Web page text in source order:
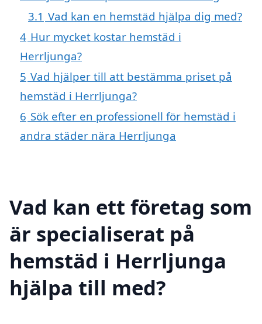
3.1 Vad kan en hemstäd hjälpa dig med?
4 Hur mycket kostar hemstäd i
Herrljunga?
5 Vad hjälper till att bestämma priset på
hemstäd i Herrljunga?
6 Sök efter en professionell för hemstäd i
andra städer nära Herrljunga
Vad kan ett företag som
är specialiserat på
hemstäd i Herrljunga
hjälpa till med?